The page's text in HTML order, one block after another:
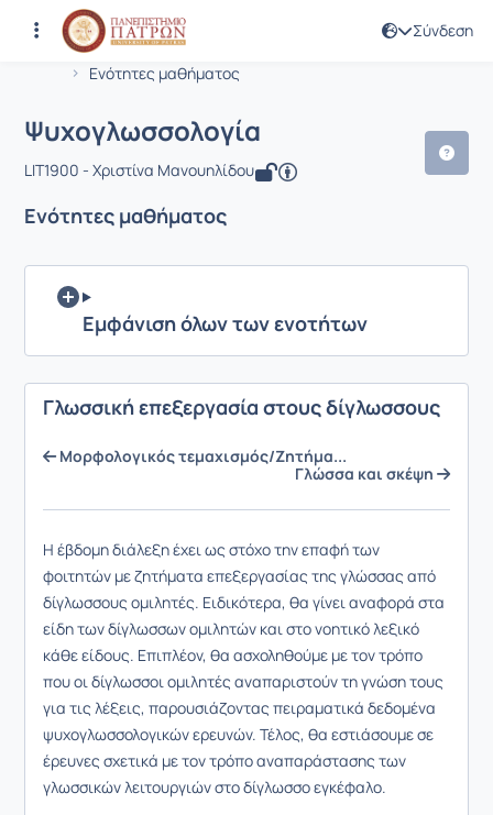
Σύνδεση
Αρχική Σελίδα
Ενότητες μαθήματος
Μάθημα : Ψυχογλωσσολογία
Κωδικός : LIT1900
Ψυχογλωσσολογία
LIT1900 - Χριστίνα Μανουηλίδου
Ενότητες μαθήματος
Εμφάνιση όλων των ενοτήτων
Γλωσσική επεξεργασία στους δίγλωσσους
Μορφολογικός τεμαχισμός/Ζητήμα...
Γλώσσα και σκέψη
Η έβδομη διάλεξη έχει ως στόχο την επαφή των
φοιτητών με ζητήματα επεξεργασίας της γλώσσας από
δίγλωσσους ομιλητές. Ειδικότερα, θα γίνει αναφορά στα
είδη των δίγλωσσων ομιλητών και στο νοητικό λεξικό
κάθε είδους. Επιπλέον, θα ασχοληθούμε με τον τρόπο
που οι δίγλωσσοι ομιλητές αναπαριστούν τη γνώση τους
για τις λέξεις, παρουσιάζοντας πειραματικά δεδομένα
ψυχογλωσσολογικών ερευνών. Τέλος, θα εστιάσουμε σε
έρευνες σχετικά με τον τρόπο αναπαράστασης των
γλωσσικών λειτουργιών στο δίγλωσσο εγκέφαλο.